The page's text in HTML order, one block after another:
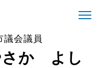
議会議員
さか よし